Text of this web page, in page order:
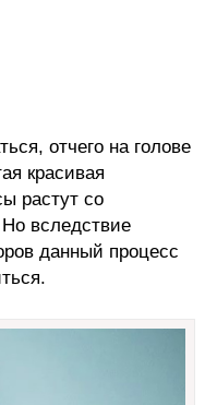
отчего на голове
красивая
растут со
вследствие
данный процесс